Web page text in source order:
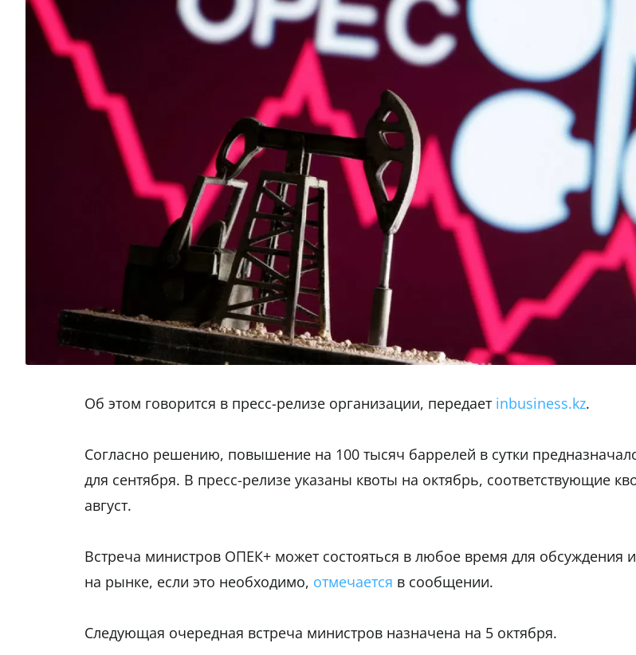
Об этом говорится в пресс-релизе организации, передает inbusiness.kz.
Согласно решению, повышение на 100 тысяч баррелей в сутки
для сентября. В пресс-релизе указаны квоты на октябрь, соответствующие
август.
Встреча министров ОПЕК+ может состояться в любое время для обсуждения
на рынке, если это необходимо, отмечается в сообщении.
Следующая очередная встреча министров назначена на 5 октября.